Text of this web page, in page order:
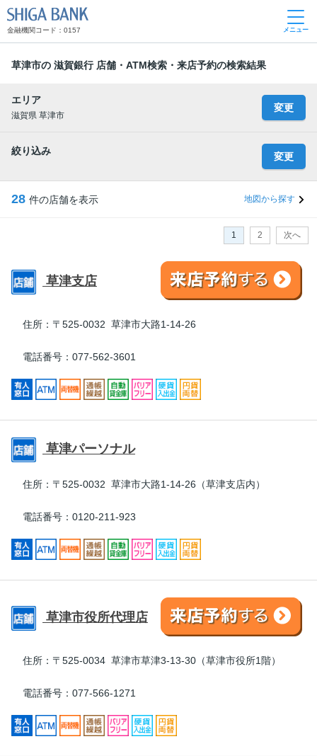
金融機関コード：0157 メニュー
草津市の 滋賀銀行 店舗・ATM検索・来店予約の検索結果
エリア
滋賀県 草津市
変更
絞り込み 変更
28 件の店舗を表示 地図から探す
1 2 次へ
草津支店
住所： 〒525-0032 草津市大路1-14-26
電話番号：077-562-3601
草津パーソナル
住所： 〒525-0032 草津市大路1-14-26（草津支店内）
電話番号：0120-211-923
草津市役所代理店
住所： 〒525-0034 草津市草津3-13-30（草津市役所1階）
電話番号：077-566-1271